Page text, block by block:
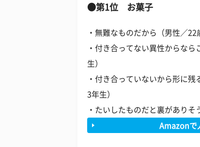
●第1位 お菓子
・無難なものだから（男性／22
・付き合ってない異性からな
生）
・付き合っていないから形に
3年生）
・たいしたものだと裏がありそ
Amazonで